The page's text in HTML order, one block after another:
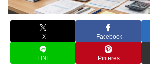
X Facebook
LINE Pinterest